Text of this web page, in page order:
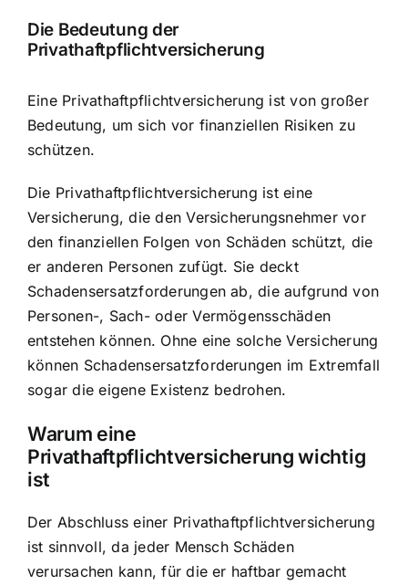
Die Bedeutung der
Privathaftpflichtversicherung
Eine Privathaftpflichtversicherung ist von großer
Bedeutung, um sich vor finanziellen Risiken zu
schützen.
Die Privathaftpflichtversicherung ist eine
Versicherung, die den Versicherungsnehmer vor
den finanziellen Folgen von Schäden schützt, die
er anderen Personen zufügt. Sie deckt
Schadensersatzforderungen ab, die aufgrund von
Personen-, Sach- oder Vermögensschäden
entstehen können. Ohne eine solche Versicherung
können Schadensersatzforderungen im Extremfall
sogar die eigene Existenz bedrohen.
Warum eine
Privathaftpflichtversicherung wichtig
ist
Der Abschluss einer Privathaftpflichtversicherung
ist sinnvoll, da jeder Mensch Schäden
verursachen kann, für die er haftbar gemacht